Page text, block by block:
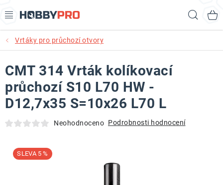
na
AKCE
PRODUKTY
PRODUKTY RECORD POWER
PRODUKTY BENET
KURZY SOUSTRUŽENÍ DŘEVA
Vrtáky pro průchozí otvory
CMT 314 Vrták kolíkovací
průchozí S10 L70 HW -
D12,7x35 S=10x26 L70 L
Neohodnoceno Podrobnosti hodnocení
5 %